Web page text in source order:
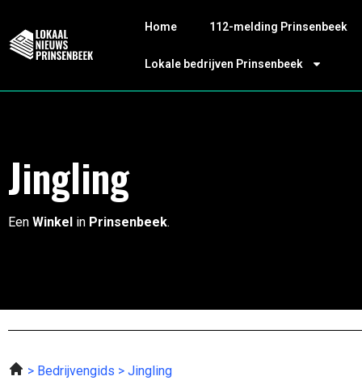
Home 112-melding Prinsenbeek
Lokale bedrijven Prinsenbeek
Jingling
Een Winkel in Prinsenbeek.
Bedrijvengids Jingling